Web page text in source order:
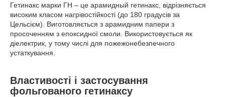
Гетинакс марки ГН – це арамидный гетинакс, відрізняється
високим класом нагрівостійкості (до 180 градусів за
Цельсієм). Виготовляється з арамидним папери з
просоченням з епоксидної смоли. Використовується як
діелектрик, у тому числі для пожежонебезпечного
устаткування.
Властивості і застосування
фольгованого гетинаксу